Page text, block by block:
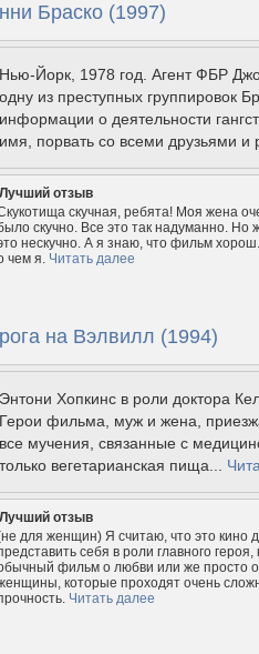
Браско (1997)
Нью-Йорк, 1978 год. Агент ФБР
одну из преступных группировок
информации о деятельности
имя, порвать со всеми друзьями
Лучший отзыв
скучная, ребята! Моя жена
скучно. Все это так надуманно. Но
нескучно. А я знаю, что фильм
чем я. Читать далее
на Вэлвилл (1994)
Энтони Хопкинс в роли доктора
Герои фильма, муж и жена,
все мучения, связанные с
только вегетарианская пища...
Лучший отзыв
для женщин) Я считаю, что это кино
себя в роли главного
фильм о любви или же просто
которые проходят очень
Читать далее